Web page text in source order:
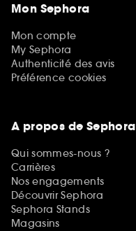
Mon Sephora
Mon compte
My Sephora
Authenticité des avis
Préférence cookies
A propos de Sephora
Qui sommes-nous ?
Carrières
Nos engagements
Découvrir Sephora
Sephora Stands
Magasins